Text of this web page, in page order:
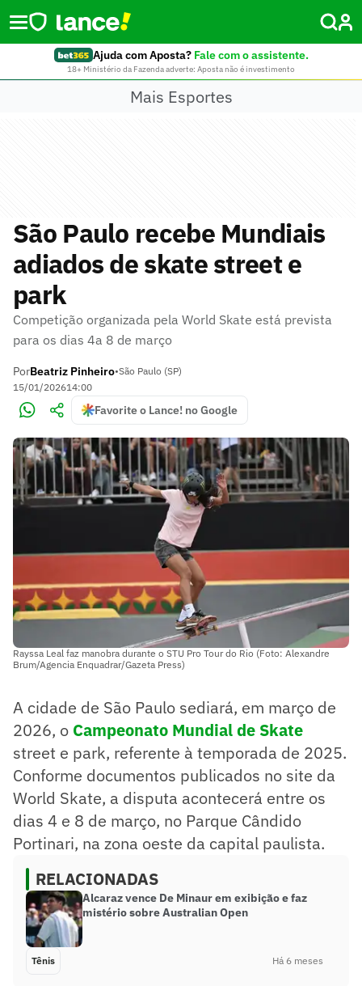
Ajuda com Aposta? Fale com o assistente.
18+ Ministério da Fazenda adverte: Aposta não é investimento
Mais Esportes
São Paulo recebe Mundiais
adiados de skate street e
park
Competição organizada pela World Skate está prevista
para os dias 4a 8 de março
PorBeatriz Pinheiro•São Paulo (SP)
15/01/202614:00
Favorite o Lance! no Google
Rayssa Leal faz manobra durante o STU Pro Tour do Rio (Foto: Alexandre
Brum/Agencia Enquadrar/Gazeta Press)
A cidade de São Paulo sediará, em março de
2026, o Campeonato Mundial de Skate
street e park, referente à temporada de 2025.
Conforme documentos publicados no site da
World Skate, a disputa acontecerá entre os
dias 4 e 8 de março, no Parque Cândido
Portinari, na zona oeste da capital paulista.
RELACIONADAS
Alcaraz vence De Minaur em exibição e faz
mistério sobre Australian Open
Tênis Há 6 meses